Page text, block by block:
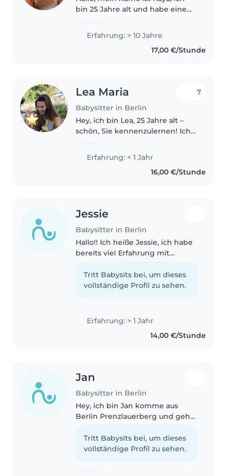
bin 25 Jahre alt und habe eine
Berufsausbildung zur
Ergotherapeutin. Nachdem ich
Erfahrung: > 10 Jahre
17,00 €/Stunde
Lea Maria
Babysitter in Berlin
7
Hey, ich bin Lea, 25 Jahre alt –
schön, Sie kennenzulernen! Ich
bringe Wärme in alles, was ich
tue, und gelte als verlässlich und
Erfahrung: < 1 Jahr
16,00 €/Stunde
Jessie
Babysitter in Berlin
Hallo!! Ich heiße Jessie, ich habe
bereits viel Erfahrung mit
habe ich noch ein Praktikum im
Kindergarten absolviert.) Ich bin
Tritt Babysits bei, um dieses
vollständige Profil zu sehen.
Erfahrung: > 1 Jahr
14,00 €/Stunde
Jan
Babysitter in Berlin
Hey, ich bin Jan komme aus
Berlin Prenzlauerberg und gehe
Klasse. Ich liebe Kinder und
verbringe gerne Zeit mit ihnen.
Tritt Babysits bei, um dieses
vollständige Profil zu sehen.